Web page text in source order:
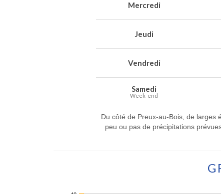
Mercredi
Jeudi
Vendredi
Samedi
Week-end
Du côté de Preux-au-Bois, de larges
peu ou pas de précipitations